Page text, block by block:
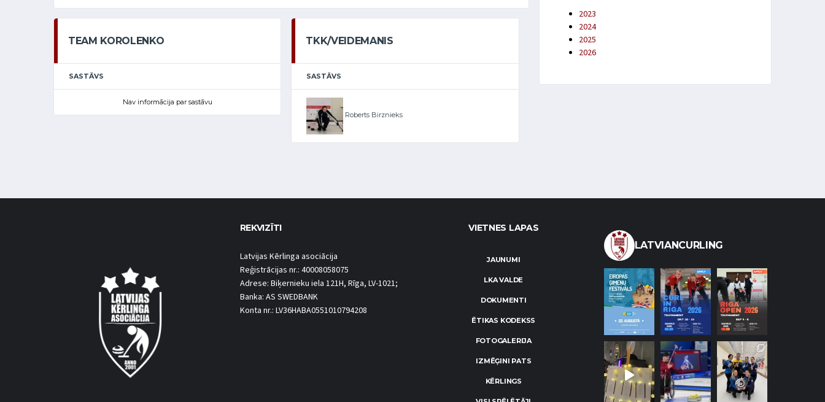
TEAM KOROLENKO
SASTĀVS
Nav informācija par sastāvu
TKK/VEIDEMANIS
SASTĀVS
Roberts Birznieks
2023
2024
2025
2026
REKVIZĪTI
Latvijas Kērlinga asociācija
Reģistrācijas nr.: 40008058075
Adrese: Biķernieku iela 121H, Rīga, LV-1021;
Banka: AS SWEDBANK
Konta nr.: LV36HABA0551010794208
VIETNES LAPAS
JAUNUMI
LKA VALDE
DOKUMENTI
ĒTIKAS KODEKSS
FOTOGALERIJA
IZMĒĢINI PATS
KĒRLINGS
LATVIANCURLING